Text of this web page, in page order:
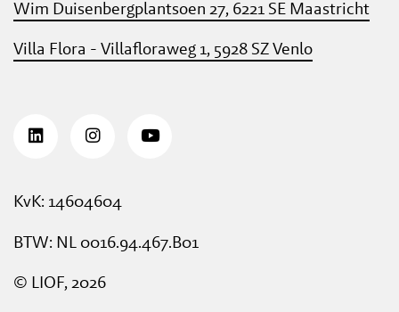
Wim Duisenbergplantsoen 27, 6221 SE Maastricht
Villa Flora - Villafloraweg 1, 5928 SZ Venlo
KvK: 14604604
BTW: NL 0016.94.467.B01
© LIOF, 2026